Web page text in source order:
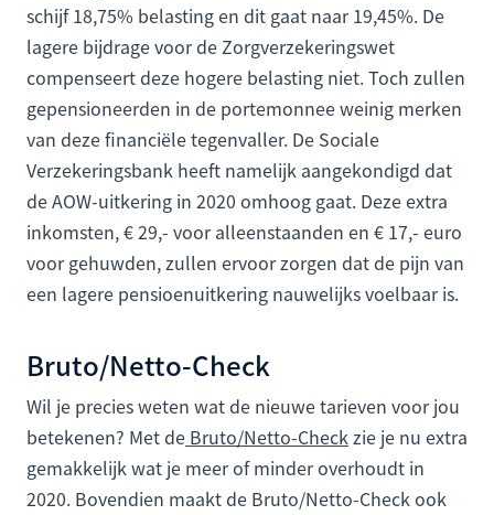
schijf 18,75% belasting en dit gaat naar 19,45%. De
lagere bijdrage voor de Zorgverzekeringswet
compenseert deze hogere belasting niet. Toch zullen
gepensioneerden in de portemonnee weinig merken
van deze financiële tegenvaller. De Sociale
Verzekeringsbank heeft namelijk aangekondigd dat
de AOW-uitkering in 2020 omhoog gaat. Deze extra
inkomsten, € 29,- voor alleenstaanden en € 17,- euro
voor gehuwden, zullen ervoor zorgen dat de pijn van
een lagere pensioenuitkering nauwelijks voelbaar is.
Bruto/Netto-Check
Wil je precies weten wat de nieuwe tarieven voor jou
betekenen? Met de Bruto/Netto-Checkzie je nu extra
gemakkelijk wat je meer of minder overhoudt in
2020. Bovendien maakt de Bruto/Netto-Check ook